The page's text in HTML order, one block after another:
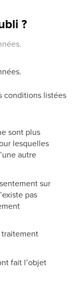
?
conditions listées
sont plus
lesquelles
autre
sur
pas
traitement
fait l’objet